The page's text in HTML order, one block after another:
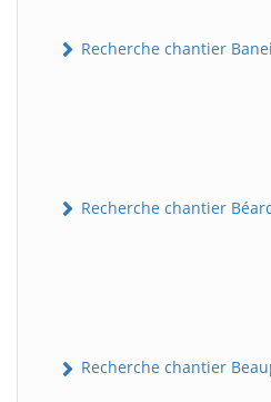
Recherche chantier
Recherche chantier
Recherche chantier